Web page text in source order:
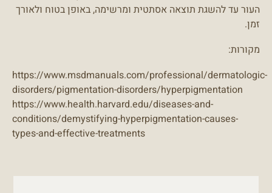
העור עד להשגת תוצאה אסתטית ומרשימה, באופן בטוח ולאורך
זמן.
מקורות:
https://www.msdmanuals.com/professional/dermatologic-
disorders/pigmentation-disorders/hyperpigmentation
https://www.health.harvard.edu/diseases-and-
conditions/demystifying-hyperpigmentation-causes-
types-and-effective-treatments